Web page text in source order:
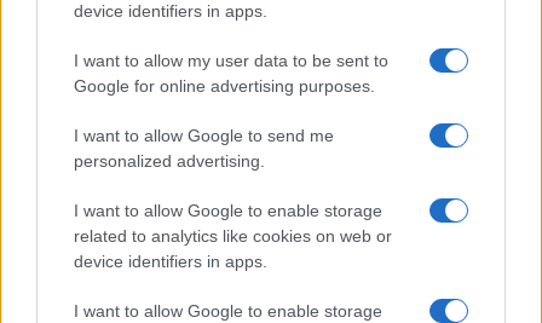
device identifiers in apps.
I want to allow my user data to be sent to
Google for online advertising purposes.
I want to allow Google to send me
personalized advertising.
I want to allow Google to enable storage
related to analytics like cookies on web or
device identifiers in apps.
I want to allow Google to enable storage
20
ZDJĘĆ
Skoda 4x4 Winter
Discovery -
konsekwentna filozofia
RS 230
Marcin Napieraj